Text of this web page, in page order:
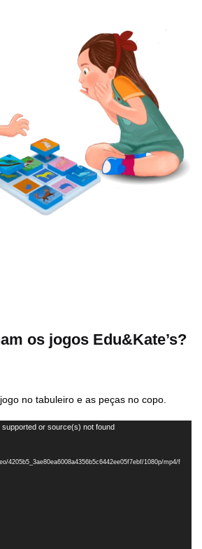
os jogos Edu&Kate’s?
no tabuleiro e as peças no copo.
or source(s) not found
4205b5_3ae80ea6008a4356b5c6442ee05f7ebf/1080p/mp4/f